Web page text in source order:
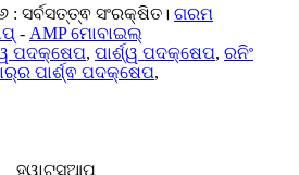
: ସର୍ବସତ୍ତ୍ଵ ସଂରକ୍ଷିତ। ଗରମ
- AMP ମୋବାଇଲ୍
ପଦକ୍ଷେପ, ପାର୍ଶ୍ୱ ପଦକ୍ଷେପ, ରନିଂ
ପାର୍ଶ୍ଵ ପଦକ୍ଷେପ,
ହ୍ୱାଟ୍ସଆପ୍